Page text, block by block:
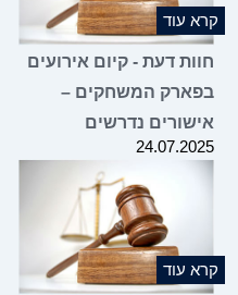
עוד
דעת - קיום אירועים
המשחקים –
נדרשים
עוד